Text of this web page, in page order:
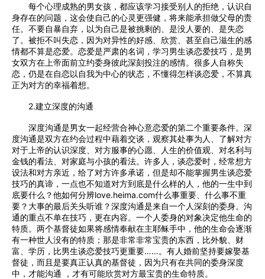
每个心理成熟的男女孩，都应该学习接受别人的拒绝，认识自
身存在的问题，这会使自己的心灵更强健，将来能承担做父母的责
任。不要自暴自弃，以为自己是被挑剩的、是没人要的、是失恋
了。被拒不叫失恋，因为对异性的好感、欣赏、甚至自己滋生的感
情都不算是恋爱。恋爱是严肃的名词，学习男生谈恋爱技巧，是男
女双方在上帝面前立约委身彼此深刻投注的感情。很多人自称失
恋，仍是在自恋以自我为中心的状态，不懂得怎样谈恋爱，不算真
正为对方的幸福着想。
2.建立深度的沟通
深度沟通是男女一起经营合神心意恋爱的第二个重要条件。深
度沟通是双方在约会过程中藉着交谈，观察其处事为人、了解对方
对于上帝的认识深度、对方服事的心愿、人生的价值观、对名利与
金钱的看法、对家庭与小孩的看法。许多人，谈恋爱时，经常想方
设法和对方亲近，给了对方许多承诺，但是却不能掌握男生谈恋爱
技巧的真谛，一点也不知道对方到底是什么样的人，他的一生中到
底要什么？他如何分辨love.heima.com什么事重要、什么事不重
要？大事的最后关头听谁？深度沟通是来自一个人深刻的委身。沟
通的重点不单在技巧，更在内容。一个人委身的对象决定他生命的
特质。两个基督徒如果将感情奉献在主耶稣手中，他的生命会逐渐
有一种世人没有的特质；那是非常非常宝贵的东西，比外貌、财
富、学历，比男生谈恋爱技巧更重要……。有人婚前坚持要嫁娶基
督徒，而且是要真正认真的基督徒，因为只有在共同的委身深度
中，才能沟通 ，才有可能欣赏对方最宝贵的生命特质。